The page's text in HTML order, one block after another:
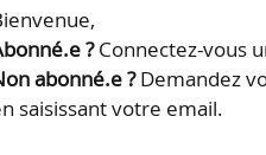
Lyon) en…
?Connectez-vous
abonné.e ?Demandez
saisissant votre email.